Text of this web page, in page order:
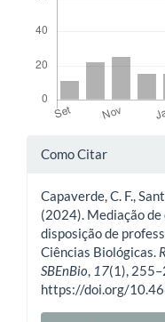
Detalhes
artigo
Como Citar
Capaverde, C. F.,
(2024). Mediação
disposição de
Ciências Biológicas.
SBEnBio, 17(1),
https://doi.org/